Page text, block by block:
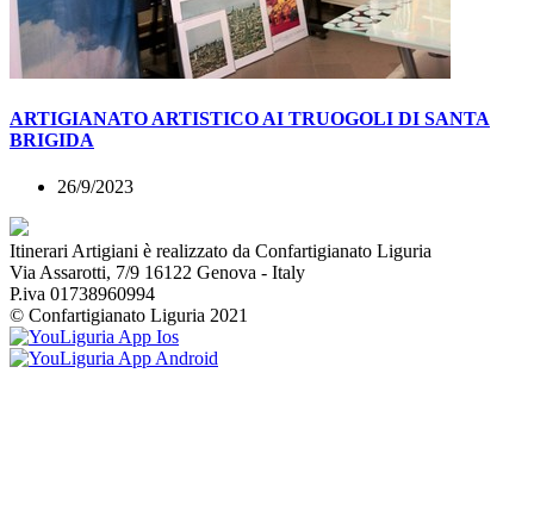
ARTIGIANATO ARTISTICO AI TRUOGOLI DI SANTA
BRIGIDA
26/9/2023
Itinerari Artigiani è realizzato da Confartigianato Liguria
Via Assarotti, 7/9 16122 Genova - Italy
P.iva 01738960994
© Confartigianato Liguria 2021